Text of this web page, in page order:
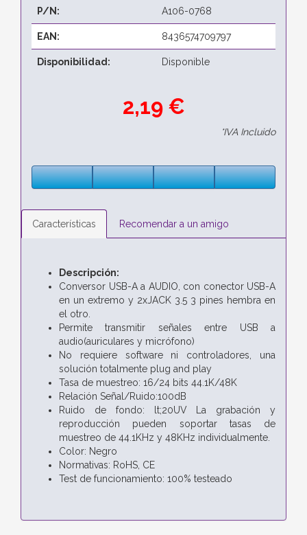
P/N: A106-0768
EAN: 8436574709797
Disponibilidad: Disponible
2,19 €
*IVA Incluido
Características Recomendar a un amigo
Descripción:
Conversor USB-A a AUDIO, con conector USB-A
en un extremo y 2xJACK 3.5 3 pines hembra en
el otro.
Permite transmitir señales entre USB a
audio(auriculares y micrófono)
No requiere software ni controladores, una
solución totalmente plug and play
Tasa de muestreo: 16/24 bits 44.1K/48K
Relación Señal/Ruido:100dB
Ruido de fondo: lt;20UV La grabación y
reproducción pueden soportar tasas de
muestreo de 44.1KHz y 48KHz individualmente.
Color: Negro
Normativas: RoHS, CE
Test de funcionamiento: 100% testeado